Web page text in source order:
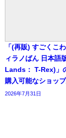
「(再販) すごくこ
ィラノばん 日本語
Lands： T-Rex)」
購入可能なショップ
2026年7月31日